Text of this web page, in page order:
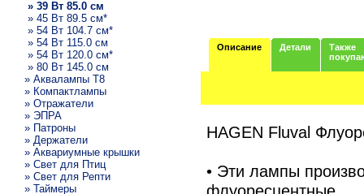
» 39 Вт 85.0 см
» 45 Вт 89.5 см*
» 54 Вт 104.7 см*
» 54 Вт 115.0 см
» 54 Вт 120.0 см*
» 80 Вт 145.0 см
» Аквалампы T8
» Компактлампы
» Отражатели
» ЭПРА
» Патроны
» Держатели
» Аквариумные крышки
» Свет для Птиц
» Свет для Репти
» Таймеры
Описание Детали
Также
HAGEN Fluval
• Эти лампы
флуоресцентные